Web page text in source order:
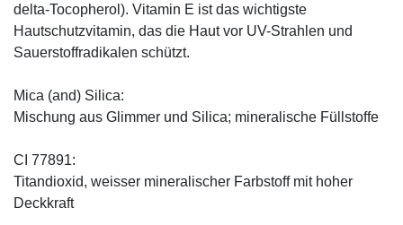
delta-Tocopherol). Vitamin E ist das wichtigste
Hautschutzvitamin, das die Haut vor UV-Strahlen und
Sauerstoffradikalen schützt.
Mica (and) Silica:
Mischung aus Glimmer und Silica; mineralische Füllstoffe
CI 77891:
Titandioxid, weisser mineralischer Farbstoff mit hoher
Deckkraft